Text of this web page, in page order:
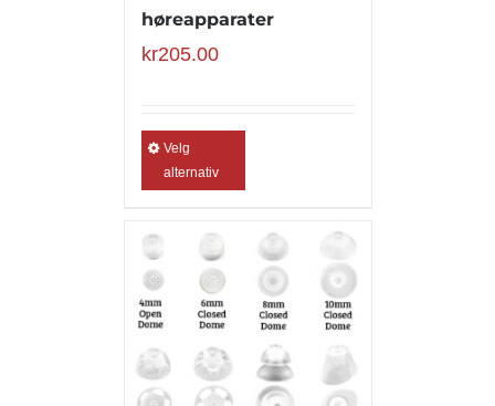
høreapparater
kr205.00
Velg
alternativ